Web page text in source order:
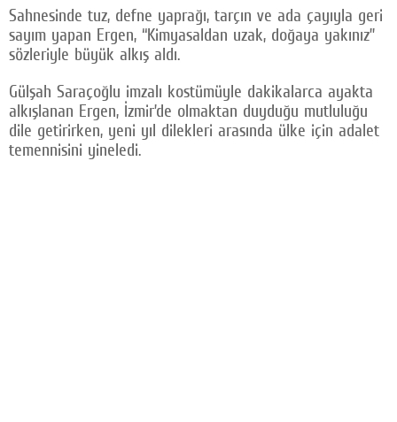
Sahnesinde tuz, defne yaprağı, tarçın ve ada çayıyla geri
sayım yapan Ergen, “Kimyasaldan uzak, doğaya yakınız”
sözleriyle büyük alkış aldı.
Gülşah Saraçoğlu imzalı kostümüyle dakikalarca ayakta
alkışlanan Ergen, İzmir’de olmaktan duyduğu mutluluğu
dile getirirken, yeni yıl dilekleri arasında ülke için adalet
temennisini yineledi.